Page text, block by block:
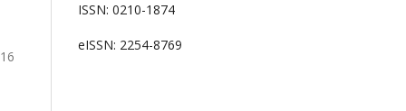
ISSN: 0210-1874
eISSN: 2254-8769